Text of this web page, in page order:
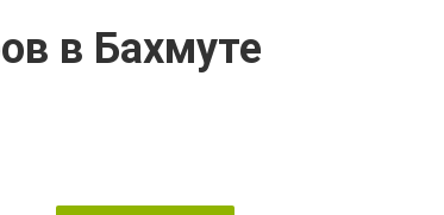
в Бахмуте